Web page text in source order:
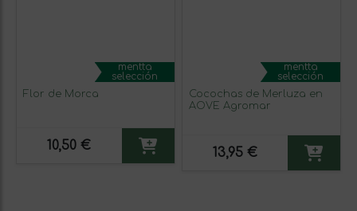
mentta
selección
Flor de Morca
10,50 €
mentta
selección
Cocochas de Merluza en
AOVE Agromar
13,95 €